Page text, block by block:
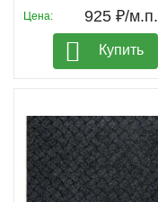
Цена: 925 ₽/м.п.
Купить